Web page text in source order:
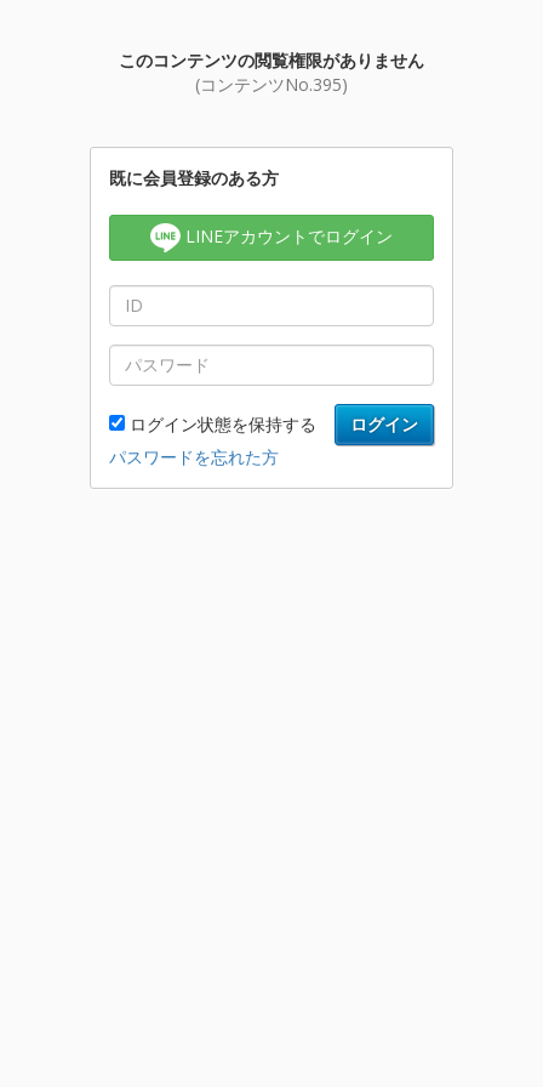
このコンテンツの閲覧権限がありません
(コンテンツNo.395)
既に会員登録のある方
LINEアカウントでログイン
ログイン
ログイン状態を保持する
パスワードを忘れた方